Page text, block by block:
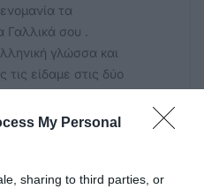
My Personal
sharing to third parties, or
τα
Γαλλικά σου .
γλώσσα και
τις είδαμε στις δύο
αποτυχίας
και κρατάνε
Αλλά μην